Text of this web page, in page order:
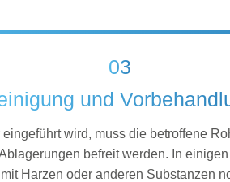
03
und
eingeführt wird, muss die betroffene
befreit werden. In
Harzen oder anderen Substanzen